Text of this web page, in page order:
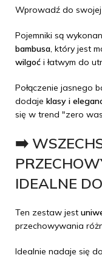
Wprowadź do swojej
Pojemniki są
bambusa, który jest
wilgoć i łatwym do
Połączenie jasnego
dodaje klasy i
się w trend "zero
➡️
IDEALNE
Ten zestaw jest
przechowywania
Idealnie nadaje się do